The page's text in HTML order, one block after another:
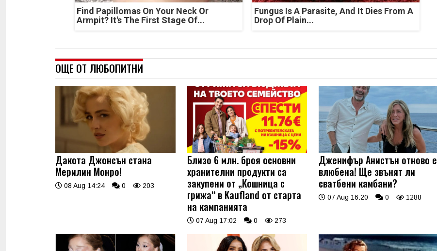
Find Papillomas On Your Neck Or
Armpit? It's The First Stage Of...
Fungus Is A Parasite, And It Dies From A
Drop Of Plain...
ОЩЕ ОТ ЛЮБОПИТНИ
Дакота Джонсън стана
Мерилин Монро!
08 Aug 14:24 0 203
Близо 6 млн. броя основни
хранителни продукти са
закупени от „Кошница с
грижа“ в Kaufland от старта
на кампанията
07 Aug 17:02 0 273
Дженифър Анистън отново е
влюбена! Ще звънят ли
сватбени камбани?
07 Aug 16:20 0 1288